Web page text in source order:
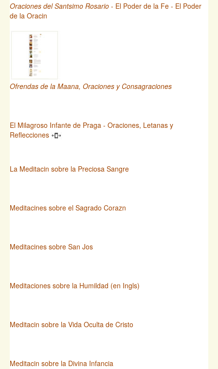
Oraciones del Santsimo Rosario - El Poder de la Fe - El Poder
de la Oracin
Ofrendas de la Maana, Oraciones y Consagraciones
El Milagroso Infante de Praga - Oraciones, Letanas y
Reflecciones
La Meditacin sobre la Preciosa Sangre
Meditacines sobre el Sagrado Corazn
Meditacines sobre San Jos
Meditaciones sobre la Humildad (en Ingls)
Meditacin sobre la Vida Oculta de Cristo
Meditacin sobre la Divina Infancia